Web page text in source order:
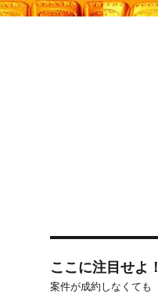
ここに注目せよ！
案件が成約しなくても